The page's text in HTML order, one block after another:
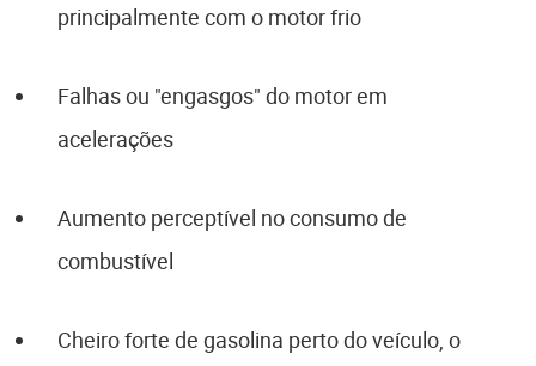
principalmente com o motor frio
Falhas ou "engasgos" do motor em
acelerações
Aumento perceptível no consumo de
combustível
Cheiro forte de gasolina perto do veículo, o